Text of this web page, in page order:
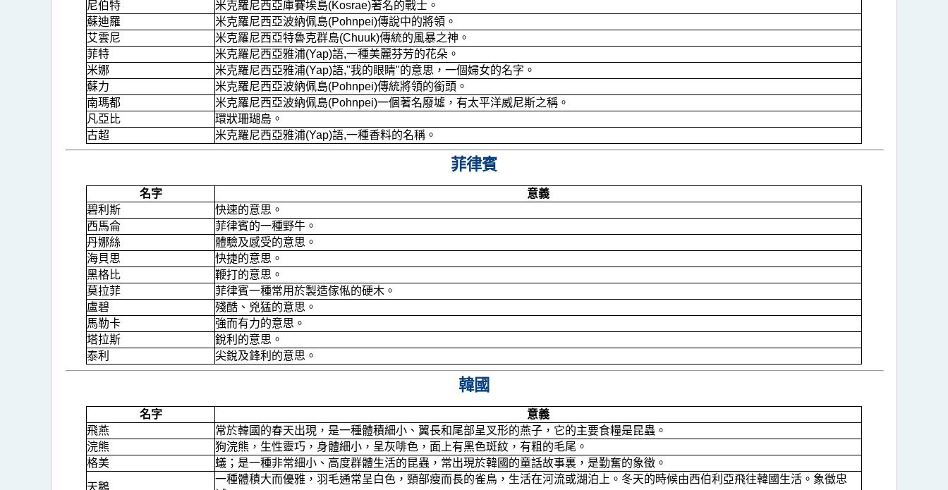
尼伯特
米克羅尼西亞庫賽埃島(Kosrae)著名的戰士。
蘇迪羅
米克羅尼西亞波納佩島(Pohnpei)傳說中的將領。
艾雲尼
米克羅尼西亞特魯克群島(Chuuk)傳統的風暴之神。
菲特
米克羅尼西亞雅浦(Yap)語,一種美麗芬芳的花朵。
米娜
米克羅尼西亞雅浦(Yap)語,"我的眼睛"的意思，一個婦女的名字。
蘇力
米克羅尼西亞波納佩島(Pohnpei)傳統將領的銜頭。
南瑪都
米克羅尼西亞波納佩島(Pohnpei)一個著名廢墟，有太平洋威尼斯之稱。
凡亞比
環狀珊瑚島。
古超
米克羅尼西亞雅浦(Yap)語,一種香料的名稱。
菲律賓
名字
意義
碧利斯
快速的意思。
西馬侖
菲律賓的一種野牛。
丹娜絲
體驗及感受的意思。
海貝思
快捷的意思。
黑格比
鞭打的意思。
莫拉菲
菲律賓一種常用於製造傢俬的硬木。
盧碧
殘酷、兇猛的意思。
馬勒卡
強而有力的意思。
塔拉斯
銳利的意思。
泰利
尖銳及鋒利的意思。
韓國
名字
意義
飛燕
常於韓國的春天出現，是一種體積細小、翼長和尾部呈叉形的燕子，它的主要食糧是昆蟲。
浣熊
狗浣熊，生性靈巧，身體細小，呈灰啡色，面上有黑色斑紋，有粗的毛尾。
格美
蟻；是一種非常細小、高度群體生活的昆蟲，常出現於韓國的童話故事裏，是勤奮的象徵。
天鵝
一種體積大而優雅，羽毛通常呈白色，頸部瘦而長的雀鳥，生活在河流或湖泊上。冬天的時候由西伯利亞飛往韓國生活。象徵忠